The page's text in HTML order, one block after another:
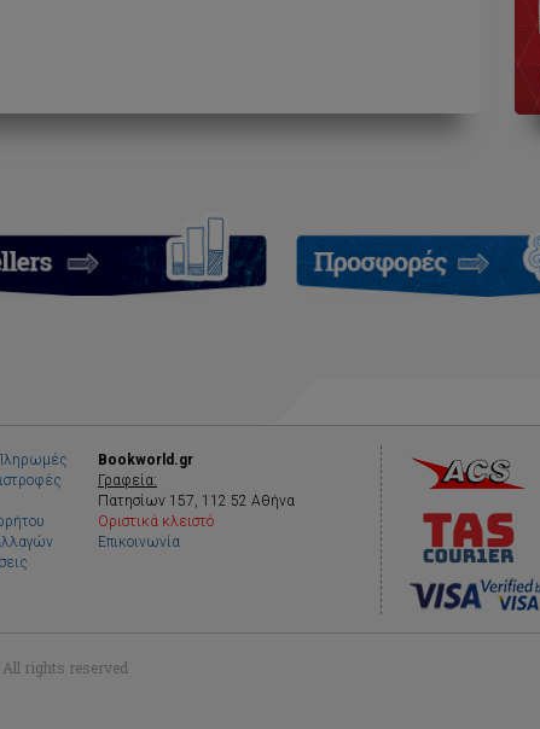
Bookworld.gr
Γραφεία:
Πατησίων 157, 112 52 Αθήνα
Οριστικά κλειστό
Επικοινωνία
rights reserved